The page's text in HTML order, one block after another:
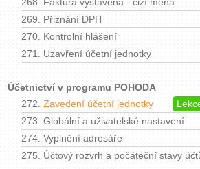
268. Faktura vystavená - cizí měna
269. Přiznání DPH
270. Kontrolní hlášení
271. Uzavření účetní jednotky
Účetnictví v programu POHODA
272. Zavedení účetní jednotky
273. Globální a uživatelské nastavení
274. Vyplnění adresáře
275. Účtový rozvrh a počáteční stavy